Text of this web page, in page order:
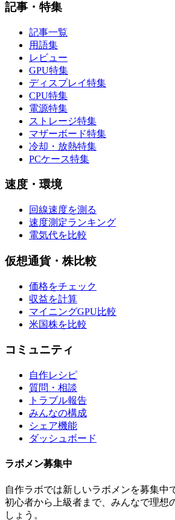
記事・特集
記事一覧
用語集
レビュー
GPU特集
ディスプレイ特集
CPU特集
電源特集
ストレージ特集
マザーボード特集
冷却・放熱特集
PCケース特集
速度・環境
回線速度を測る
速度測定ランキング
電気代を比較
仮想通貨・株比較
価格をチェック
収益を計算
マイニングGPU比較
米国株を比較
コミュニティ
自作レシピ
質問・相談
トラブル報告
みんなの構成
シェア機能
ダッシュボード
ラボメン募集中
自作ラボでは新しいラボメンを募集中
初心者から上級者まで、みんなで理想
しょう。